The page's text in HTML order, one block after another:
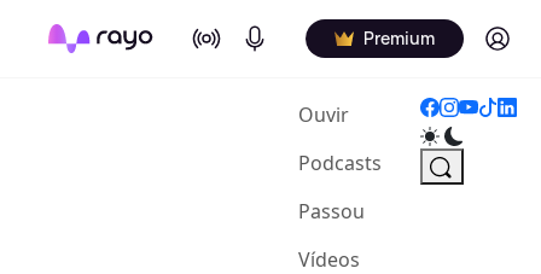
On Air Podcasts Premium Log in
Ouvir(current)
Podcasts
Passou
Vídeos